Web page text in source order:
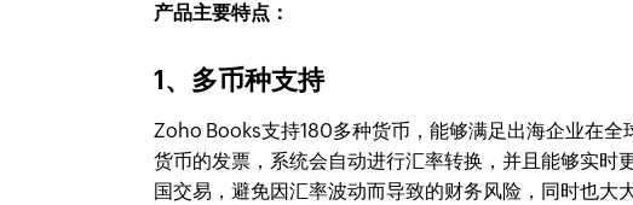
产品主要特点：
1、多币种支持
Zoho Books支持180多种货币，能够满足出海企业在
货币的发票，系统会自动进行汇率转换，并且能够实时
国交易，避免因汇率波动而导致的财务风险，同时也大